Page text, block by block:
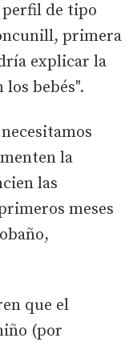
perfil de tipo
primera
explicar la
los bebés".
la
las
meses
que el
(por